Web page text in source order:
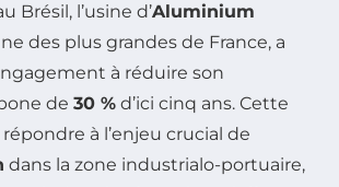
Brésil, l’usine d’Aluminium
des plus grandes de France, a
à réduire son
de 30 % d’ici cinq ans. Cette
à l’enjeu crucial de
dans la zone industrialo-portuaire,